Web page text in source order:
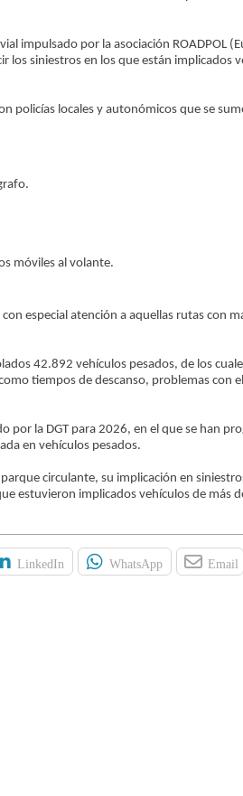
impulsado por la asociación ROADPOL
los siniestros en los que están implicados
policías locales y autonómicos que se
móviles al volante.
especial atención a aquellas rutas con
42.892 vehículos pesados, de los
tiempos de descanso, problemas con
por la DGT para 2026, en el que se han
en vehículos pesados.
circulante, su implicación en
estuvieron implicados vehículos de más
LinkedIn WhatsApp Email